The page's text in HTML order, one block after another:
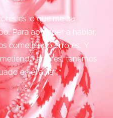
es lo que me ha
Para aprender a hablar,
cometiendo errores. Y
errores, tenemos
en el aula”.”